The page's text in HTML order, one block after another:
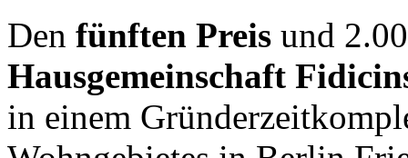
Den fünften Preis und
Hausgemeinschaft
in einem